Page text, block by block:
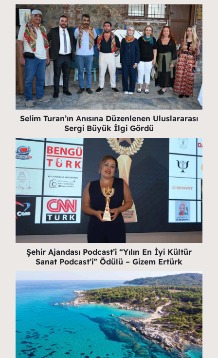
Selim Turan’ın Anısına Düzenlenen Uluslararası
Sergi Büyük İlgi Gördü
Şehir Ajandası Podcast’i “Yılın En İyi Kültür
Sanat Podcast’i” Ödülü – Gizem Ertürk